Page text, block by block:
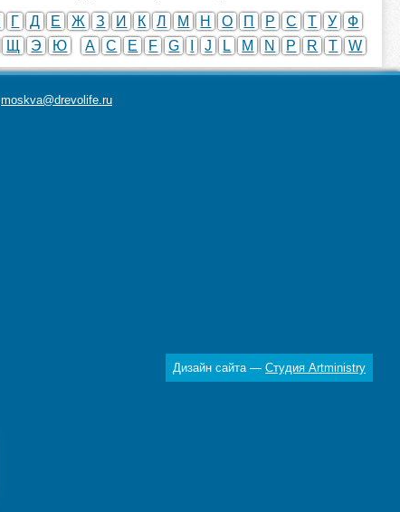
Г Д Е Ж З И К Л М Н О П Р С Т У
Ф
Щ Э Ю A C E F G J L M N P R T W
moskva@drevolife.ru
Дизайн сайта — Студия Artministry